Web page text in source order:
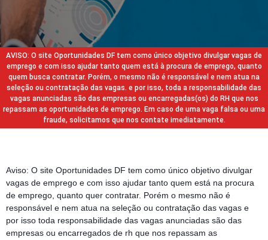
AVISO: O site Oportunidades DF tem como único objetivo divulgar vagas de
emprego e com isso ajudar tanto quem está à procura de emprego, quanto
quem busca contratar. Porém, o mesmo não é responsável e nem atua na
seleção ou contratação das vagas. e por isso, toda a responsabilidade das
vagas anunciadas são das empresas ou encarregadas(os) do RH que nos
repassam as oportunidades de emprego. Em caso de uma vaga falsa ou uma
fraude, solicitamos que nos contate imediatamente.
Aviso: O site Oportunidades DF tem como único objetivo divulgar
vagas de emprego e com isso ajudar tanto quem está na procura
de emprego, quanto quer contratar. Porém o mesmo não é
responsável e nem atua na seleção ou contratação das vagas e
por isso toda responsabilidade das vagas anunciadas são das
empresas ou encarregados de rh que nos repassam as